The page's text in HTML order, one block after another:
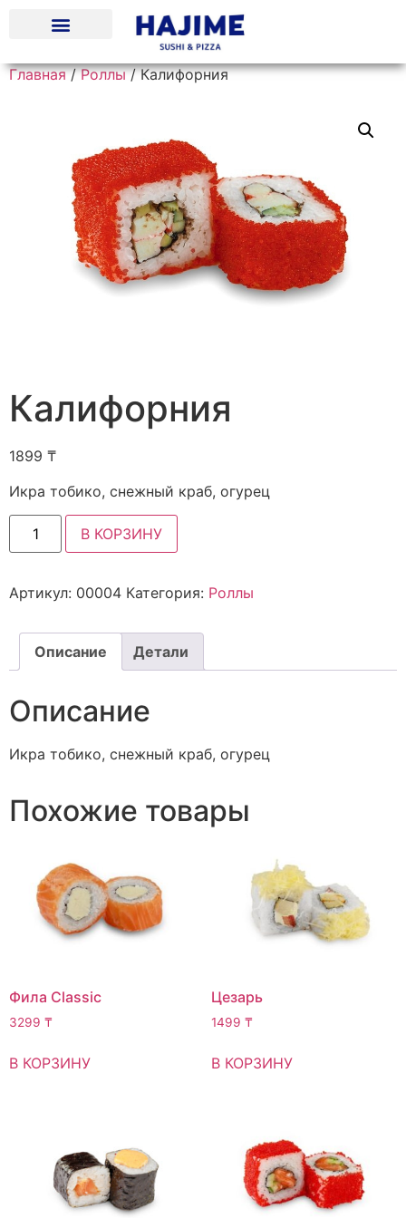
Главная/Роллы/ Калифорния
Калифорния
1899 ₸
Икра тобико, снежный краб, огурец
В КОРЗИНУ
Артикул: 00004 Категория: Роллы
Описание Детали
Описание
Икра тобико, снежный краб, огурец
Похожие товары
Фила Classic
3299 ₸
В КОРЗИНУ
Цезарь
1499 ₸
В КОРЗИНУ